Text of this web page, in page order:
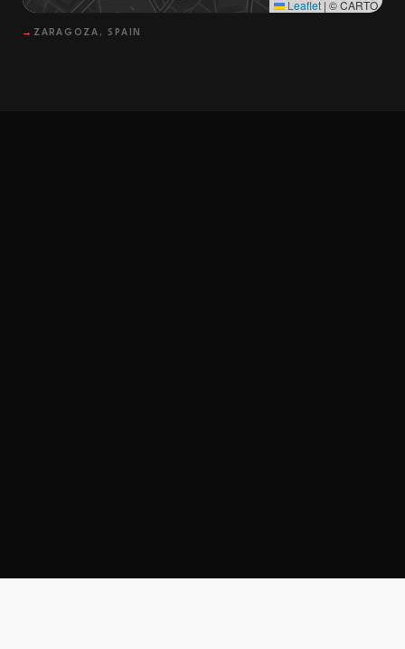
Leaflet | © CARTO
→ ZARAGOZA, SPAIN